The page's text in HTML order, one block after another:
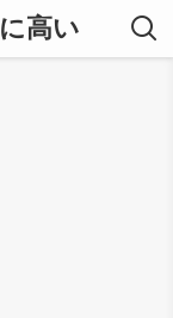
高い